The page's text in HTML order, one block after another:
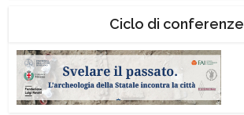
Ciclo di conferenze